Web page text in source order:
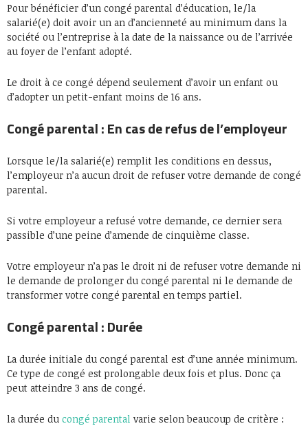
Pour bénéficier d’un congé parental d’éducation, le/la
salarié(e) doit avoir un an d’ancienneté au minimum dans la
société ou l’entreprise à la date de la naissance ou de l’arrivée
au foyer de l’enfant adopté.
Le droit à ce congé dépend seulement d’avoir un enfant ou
d’adopter un petit-enfant moins de 16 ans.
Congé parental : En cas de refus de l’employeur
Lorsque le/la salarié(e) remplit les conditions en dessus,
l’employeur n’a aucun droit de refuser votre demande de congé
parental.
Si votre employeur a refusé votre demande, ce dernier sera
passible d’une peine d’amende de cinquième classe.
Votre employeur n’a pas le droit ni de refuser votre demande ni
le demande de prolonger du congé parental ni le demande de
transformer votre congé parental en temps partiel.
Congé parental : Durée
La durée initiale du congé parental est d’une année minimum.
Ce type de congé est prolongable deux fois et plus. Donc ça
peut atteindre 3 ans de congé.
la durée du congé parental varie selon beaucoup de critère :